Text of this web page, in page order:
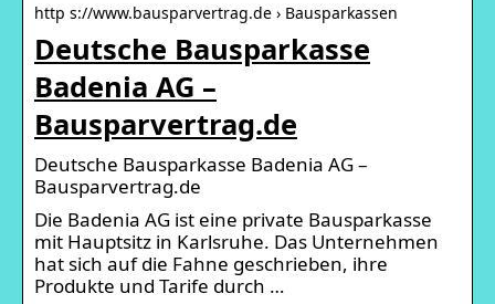
http s://www.bausparvertrag.de › Bausparkassen
Deutsche Bausparkasse
Badenia AG –
Bausparvertrag.de
Deutsche Bausparkasse Badenia AG –
Bausparvertrag.de
Die Badenia AG ist eine private Bausparkasse
mit Hauptsitz in Karlsruhe. Das Unternehmen
hat sich auf die Fahne geschrieben, ihre
Produkte und Tarife durch …